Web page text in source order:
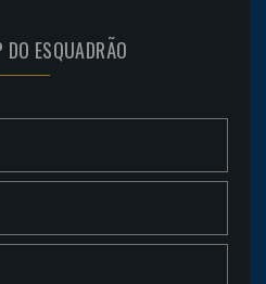
ESQUADRÃO